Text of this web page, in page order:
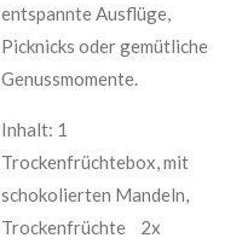
entspannte Ausflüge,
Picknicks oder gemütliche
Genussmomente.
Inhalt: 1
Trockenfrüchtebox, mit
schokolierten Mandeln,
Trockenfrüchte 2x